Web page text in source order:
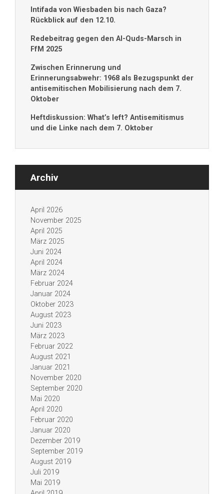
Intifada von Wiesbaden bis nach Gaza?
Rückblick auf den 12.10.
Redebeitrag gegen den Al-Quds-Marsch in
FfM 2025
Zwischen Erinnerung und
Erinnerungsabwehr: 1968 als Bezugspunkt der
antisemitischen Mobilisierung nach dem 7.
Oktober
Heftdiskussion: What’s left? Antisemitismus
und die Linke nach dem 7. Oktober
Archiv
April 2026
November 2025
April 2025
März 2025
Juni 2024
April 2024
März 2024
Februar 2024
Januar 2024
Oktober 2023
August 2023
Juni 2023
März 2023
Februar 2022
August 2021
Januar 2021
November 2020
September 2020
Mai 2020
April 2020
Februar 2020
Januar 2020
Dezember 2019
September 2019
August 2019
Juli 2019
Mai 2019